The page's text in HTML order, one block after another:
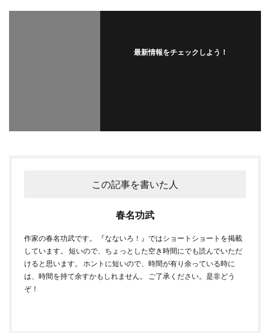
最新情報をチェックしよう！
この記事を書いた人
春名功武
作家の春名功武です。 『なないろ！』ではショートショートを掲載
しています。 短いので、ちょっとした空き時間にでも読んでいただ
けると思います。 ホントに短いので、時間が有り余っている時に
は、時間を持て余すかもしれません。 ご了承ください。是非どう
ぞ！